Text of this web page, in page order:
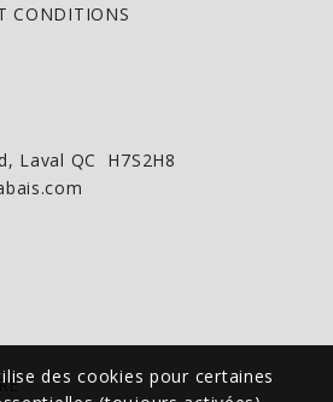
des cookies pour certaines
CONDITIONS
Laval QC H7S2H8